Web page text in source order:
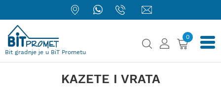
Bit gradnje je u BiT Prometu
0
KAZETE I VRATA